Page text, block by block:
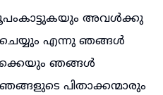
അവൾക്കു
എന്നു ഞങ്ങൾ
ഒക്കെയും ഞങ്ങൾ
പിതാക്കന്മാരും